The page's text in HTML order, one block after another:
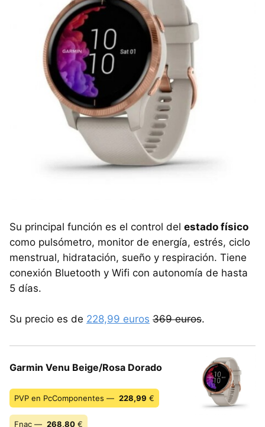
Su principal función es el control del estado físico
como pulsómetro, monitor de energía, estrés, ciclo
menstrual, hidratación, sueño y respiración. Tiene
conexión Bluetooth y Wifi con autonomía de hasta
5 días.
Su precio es de 228,99 euros 369 euros.
Garmin Venu Beige/Rosa Dorado
PVP en PcComponentes — 228,99 €
Fnac — 268,80 €